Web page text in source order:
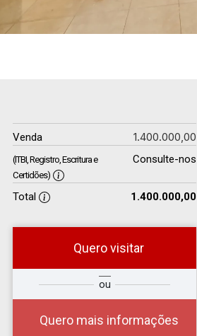
Venda 1.400.000,00
(ITBI, Registro, Escritura e
Certidões)
Consulte-nos
Total 1.400.000,00
Quero visitar
ou
Quero mais informações
Qual o melhor dia e
horário para você?